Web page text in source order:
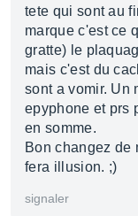
tete qui sont au
marque c'est ce
gratte) le
mais c'est du
sont a vomir. Un
epyphone et prs
en somme.
Bon changez de
fera illusion. ;)
signaler